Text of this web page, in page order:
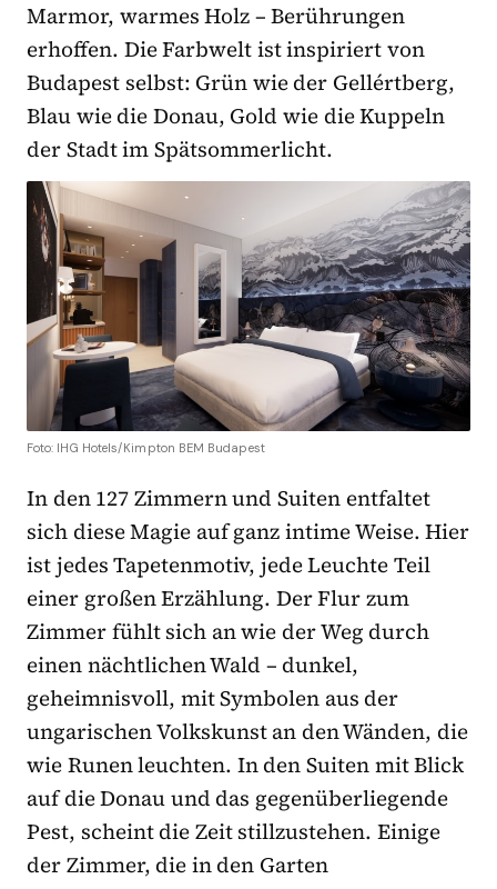
Marmor, warmes Holz – Berührungen
erhoffen. Die Farbwelt ist inspiriert von
Budapest selbst: Grün wie der Gellértberg,
Blau wie die Donau, Gold wie die Kuppeln
der Stadt im Spätsommerlicht.
Foto: IHG Hotels/Kimpton BEM Budapest
In den 127 Zimmern und Suiten entfaltet
sich diese Magie auf ganz intime Weise. Hier
ist jedes Tapetenmotiv, jede Leuchte Teil
einer großen Erzählung. Der Flur zum
Zimmer fühlt sich an wie der Weg durch
einen nächtlichen Wald – dunkel,
geheimnisvoll, mit Symbolen aus der
ungarischen Volkskunst an den Wänden, die
wie Runen leuchten. In den Suiten mit Blick
auf die Donau und das gegenüberliegende
Pest, scheint die Zeit stillzustehen. Einige
der Zimmer, die in den Garten